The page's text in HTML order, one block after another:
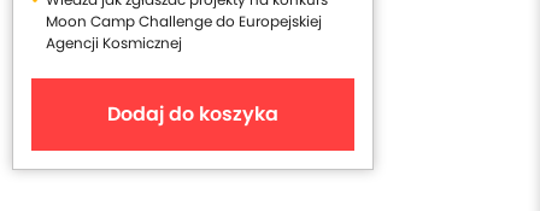
Moon Camp Challenge do Europejskiej
Agencji Kosmicznej
Dodaj do koszyka